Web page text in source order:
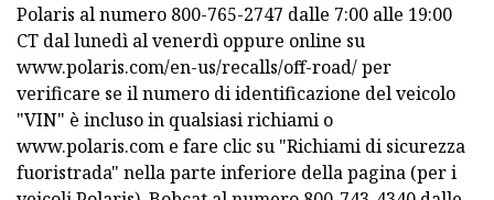
Polaris al numero 800-765-2747 dalle 7:00 alle 19:00
CT dal lunedì al venerdì oppure online su
www.polaris.com/en-us/recalls/off-road/ per
verificare se il numero di identificazione del veicolo
"VIN" è incluso in qualsiasi richiami o
www.polaris.com e fare clic su "Richiami di sicurezza
fuoristrada" nella parte inferiore della pagina (per i